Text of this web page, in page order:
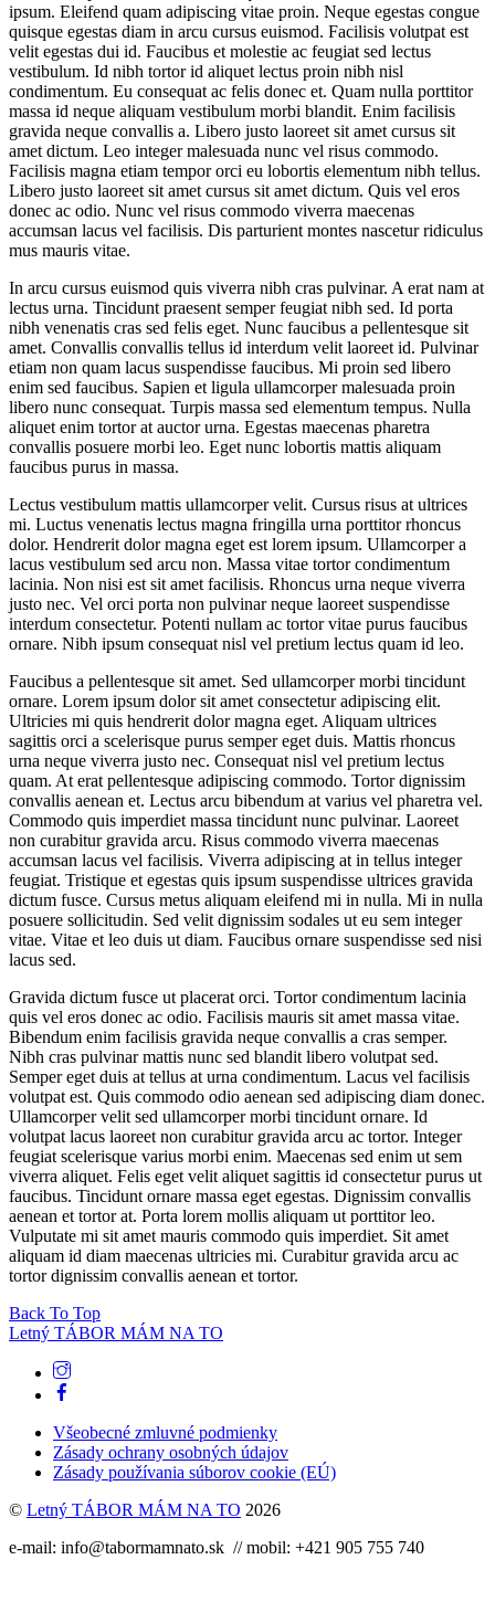
ipsum. Eleifend quam adipiscing vitae proin. Neque egestas congue
quisque egestas diam in arcu cursus euismod. Facilisis volutpat est
velit egestas dui id. Faucibus et molestie ac feugiat sed lectus
vestibulum. Id nibh tortor id aliquet lectus proin nibh nisl
condimentum. Eu consequat ac felis donec et. Quam nulla porttitor
massa id neque aliquam vestibulum morbi blandit. Enim facilisis
gravida neque convallis a. Libero justo laoreet sit amet cursus sit
amet dictum. Leo integer malesuada nunc vel risus commodo.
Facilisis magna etiam tempor orci eu lobortis elementum nibh tellus.
Libero justo laoreet sit amet cursus sit amet dictum. Quis vel eros
donec ac odio. Nunc vel risus commodo viverra maecenas
accumsan lacus vel facilisis. Dis parturient montes nascetur ridiculus
mus mauris vitae.
In arcu cursus euismod quis viverra nibh cras pulvinar. A erat nam at
lectus urna. Tincidunt praesent semper feugiat nibh sed. Id porta
nibh venenatis cras sed felis eget. Nunc faucibus a pellentesque sit
amet. Convallis convallis tellus id interdum velit laoreet id. Pulvinar
etiam non quam lacus suspendisse faucibus. Mi proin sed libero
enim sed faucibus. Sapien et ligula ullamcorper malesuada proin
libero nunc consequat. Turpis massa sed elementum tempus. Nulla
aliquet enim tortor at auctor urna. Egestas maecenas pharetra
convallis posuere morbi leo. Eget nunc lobortis mattis aliquam
faucibus purus in massa.
Lectus vestibulum mattis ullamcorper velit. Cursus risus at ultrices
mi. Luctus venenatis lectus magna fringilla urna porttitor rhoncus
dolor. Hendrerit dolor magna eget est lorem ipsum. Ullamcorper a
lacus vestibulum sed arcu non. Massa vitae tortor condimentum
lacinia. Non nisi est sit amet facilisis. Rhoncus urna neque viverra
justo nec. Vel orci porta non pulvinar neque laoreet suspendisse
interdum consectetur. Potenti nullam ac tortor vitae purus faucibus
ornare. Nibh ipsum consequat nisl vel pretium lectus quam id leo.
Faucibus a pellentesque sit amet. Sed ullamcorper morbi tincidunt
ornare. Lorem ipsum dolor sit amet consectetur adipiscing elit.
Ultricies mi quis hendrerit dolor magna eget. Aliquam ultrices
sagittis orci a scelerisque purus semper eget duis. Mattis rhoncus
urna neque viverra justo nec. Consequat nisl vel pretium lectus
quam. At erat pellentesque adipiscing commodo. Tortor dignissim
convallis aenean et. Lectus arcu bibendum at varius vel pharetra vel.
Commodo quis imperdiet massa tincidunt nunc pulvinar. Laoreet
non curabitur gravida arcu. Risus commodo viverra maecenas
accumsan lacus vel facilisis. Viverra adipiscing at in tellus integer
feugiat. Tristique et egestas quis ipsum suspendisse ultrices gravida
dictum fusce. Cursus metus aliquam eleifend mi in nulla. Mi in nulla
posuere sollicitudin. Sed velit dignissim sodales ut eu sem integer
vitae. Vitae et leo duis ut diam. Faucibus ornare suspendisse sed nisi
lacus sed.
Gravida dictum fusce ut placerat orci. Tortor condimentum lacinia
quis vel eros donec ac odio. Facilisis mauris sit amet massa vitae.
Bibendum enim facilisis gravida neque convallis a cras semper.
Nibh cras pulvinar mattis nunc sed blandit libero volutpat sed.
Semper eget duis at tellus at urna condimentum. Lacus vel facilisis
volutpat est. Quis commodo odio aenean sed adipiscing diam donec.
Ullamcorper velit sed ullamcorper morbi tincidunt ornare. Id
volutpat lacus laoreet non curabitur gravida arcu ac tortor. Integer
feugiat scelerisque varius morbi enim. Maecenas sed enim ut sem
viverra aliquet. Felis eget velit aliquet sagittis id consectetur purus ut
faucibus. Tincidunt ornare massa eget egestas. Dignissim convallis
aenean et tortor at. Porta lorem mollis aliquam ut porttitor leo.
Vulputate mi sit amet mauris commodo quis imperdiet. Sit amet
aliquam id diam maecenas ultricies mi. Curabitur gravida arcu ac
tortor dignissim convallis aenean et tortor.
Back To Top
Letný TÁBOR MÁM NA TO
Všeobecné zmluvné podmienky
Zásady ochrany osobných údajov
Zásady používania súborov cookie (EÚ)
© Letný TÁBOR MÁM NA TO 2026
e-mail: info@tabormamnato.sk // mobil: +421 905 755 740